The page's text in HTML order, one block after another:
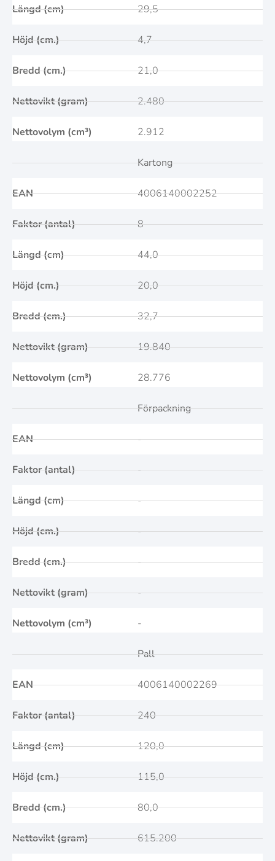
Längd (cm)
Höjd (cm.)
Bredd (cm.)
Nettovikt (gram)
Nettovolym (cm³)
29,5
4,7
21,0
2.480
2.912
EAN
Faktor (antal)
Längd (cm)
Höjd (cm.)
Bredd (cm.)
Nettovikt (gram)
Nettovolym (cm³)
Kartong
4006140002252
8
44,0
20,0
32,7
19.840
28.776
EAN
Faktor (antal)
Längd (cm)
Höjd (cm.)
Bredd (cm.)
Nettovikt (gram)
Nettovolym (cm³)
Förpackning
-
-
-
-
-
-
-
EAN
Faktor (antal)
Längd (cm)
Höjd (cm.)
Bredd (cm.)
Nettovikt (gram)
Pall
4006140002269
240
120,0
115,0
80,0
615.200